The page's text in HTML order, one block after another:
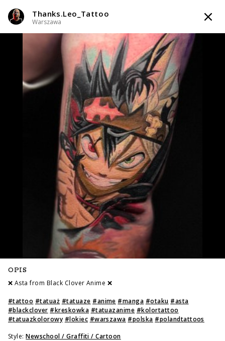
TATTOOARTIST
Thanks.Leo_Tattoo
Warszawa
Styl tatuażu
Abstrakcyjny / Black & Grey / Newschool / Graffiti /
Cartoon / Realizm / Surrealizm / Horror
WIADOMOŚĆ
WZORY TATTOO LIFE
Thanks.Leo_Tattoo
Warszawa
OPIS
❌ Asta from Black Clover Anime ❌
#tattoo #tatuaż #tatuaze #anime #manga #otaku #asta
#blackclover #kreskowka #tatuazanime #kolortattoo
#tatuazkolorowy #lokiec #warszawa #polska #polandtattoos
Style: Newschool / Graffiti / Cartoon